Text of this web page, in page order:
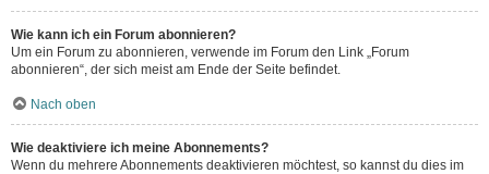
Wie kann ich ein Forum abonnieren?
Um ein Forum zu abonnieren, verwende im Forum den Link „Forum
abonnieren“, der sich meist am Ende der Seite befindet.
Nach oben
Wie deaktiviere ich meine Abonnements?
Wenn du mehrere Abonnements deaktivieren möchtest, so kannst du dies im